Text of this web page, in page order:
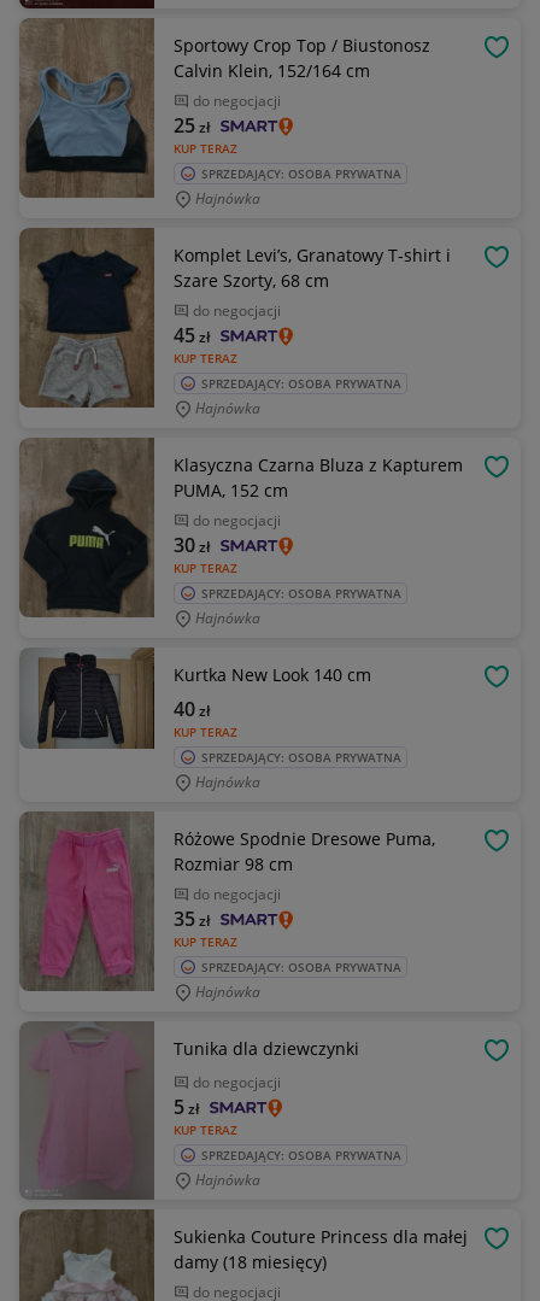
Sportowy Crop Top / Biustonosz
Calvin Klein, 152/164 cm
do negocjacji
KUP TERAZ
25zł
SPRZEDAJĄCY: OSOBA PRYWATNA
Hajnówka
Komplet Levi’s, Granatowy T-shirt i
Szare Szorty, 68 cm
do negocjacji
KUP TERAZ
45zł
SPRZEDAJĄCY: OSOBA PRYWATNA
Hajnówka
Klasyczna Czarna Bluza z Kapturem
PUMA, 152 cm
do negocjacji
KUP TERAZ
30zł
SPRZEDAJĄCY: OSOBA PRYWATNA
Hajnówka
Kurtka New Look 140 cm
KUP TERAZ
40zł
SPRZEDAJĄCY: OSOBA PRYWATNA
Hajnówka
Różowe Spodnie Dresowe Puma,
Rozmiar 98 cm
do negocjacji
KUP TERAZ
35zł
SPRZEDAJĄCY: OSOBA PRYWATNA
Hajnówka
Tunika dla dziewczynki
do negocjacji
KUP TERAZ
5zł
SPRZEDAJĄCY: OSOBA PRYWATNA
Hajnówka
Sukienka Couture Princess dla małej
damy (18 miesięcy)
do negocjacji